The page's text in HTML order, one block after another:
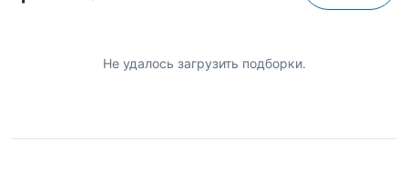
Не удалось загрузить подборки.